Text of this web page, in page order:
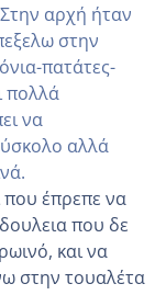
αρχή ήταν
στην
πατάτες-
πολλά
να
αλλά
που έπρεπε να
που δε
και να
στην τουαλέτα